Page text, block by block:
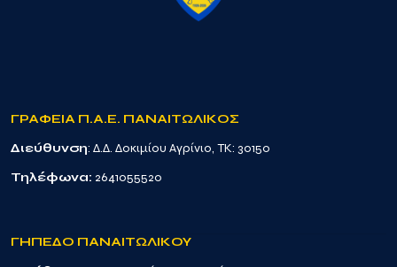
ΓΡΑΦΕΙΑ Π.Α.Ε. ΠΑΝΑΙΤΩΛΙΚΟΣ
Διεύθυνση: Δ.Δ. Δοκιμίου Αγρίνιο, TK: 30150
Τηλέφωνα: 2641055520
ΓΗΠΕΔΟ ΠΑΝΑΙΤΩΛΙΚΟΥ